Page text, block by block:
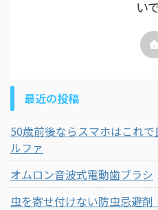
い
最近の投稿
50歳前後ならスマホはこれ
ルファ
オムロン音波式電動歯ブラシ
虫を寄せ付けない防虫忌避剤